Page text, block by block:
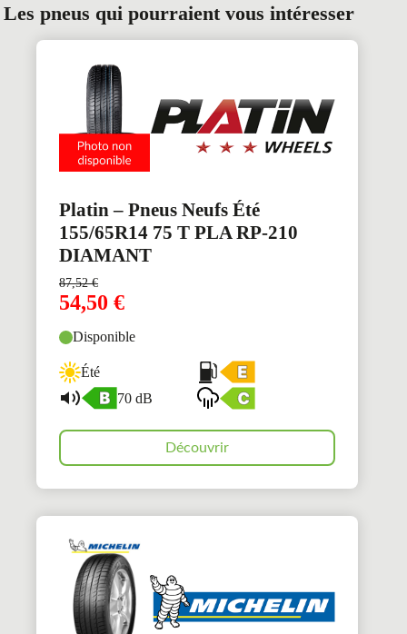
Les pneus qui pourraient vous intéresser
Platin – Pneus Neufs Été
155/65R14 75 T PLA RP-210
DIAMANT
87,52€
54,50 €
Disponible
Été
70 dB
Découvrir